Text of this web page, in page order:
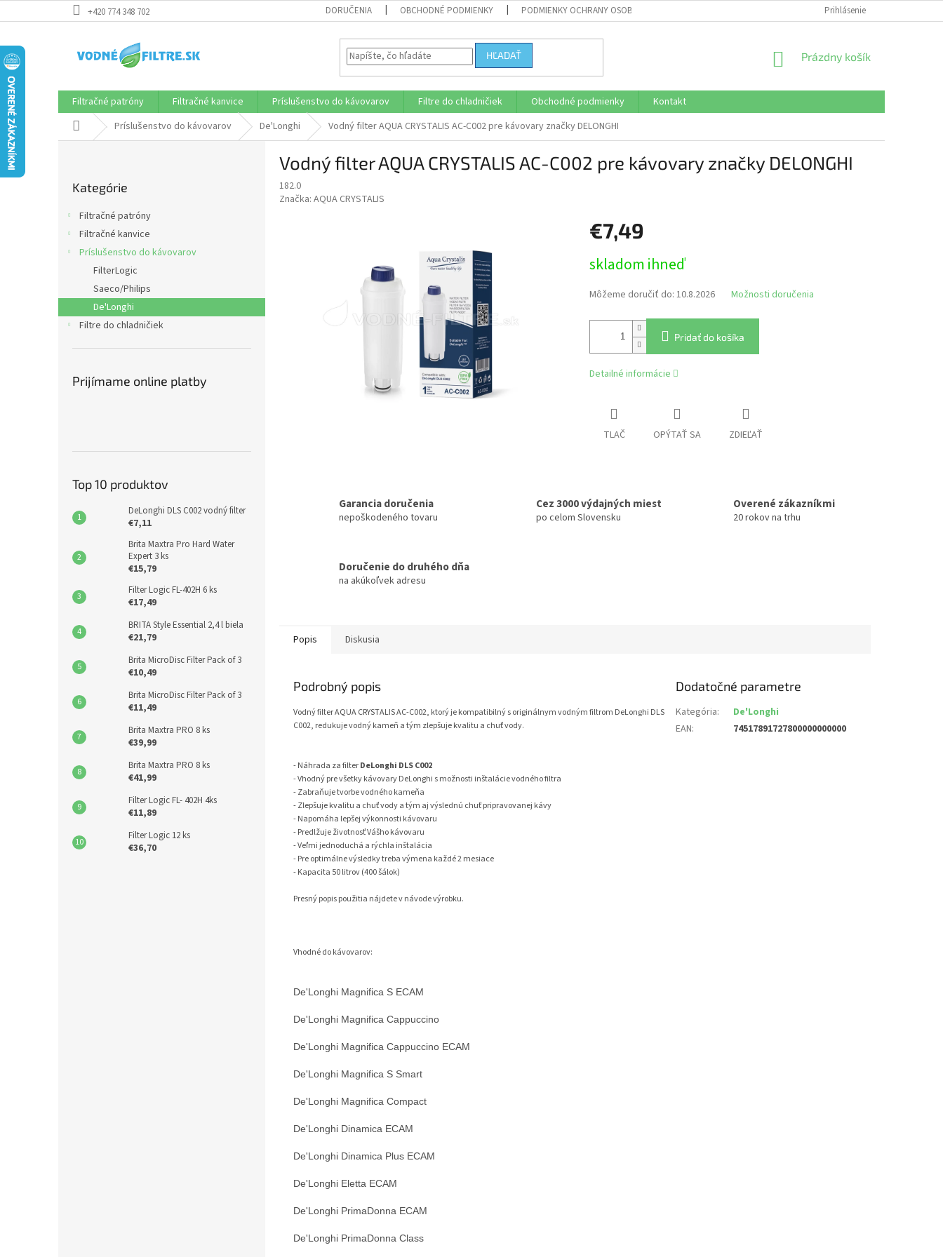
na
+420 774 348 702 DORUČENIA OBCHODNÉ PODMIENKY PODMIENKY OCHRANY OSOBNÝCH ÚDAJOV Prihlásenie
HĽADAŤ
NÁKUPNÝ
Prázdny košík
Filtračné patróny Filtračné kanvice Príslušenstvo do kávovarov Filtre do chladničiek Obchodné podmienky
Kontakt
DomovPríslušenstvo do kávovarov De'Longhi Vodný filter AQUA CRYSTALIS AC-C002 pre kávovary značky DELONGHI
kategórie
Kategórie
Filtračné patróny
Filtračné kanvice
Príslušenstvo do kávovarov
FilterLogic
Saeco/Philips
De'Longhi
Filtre do chladničiek
Prijímame online platby
Top 10 produktov
DeLonghi DLS C002 vodný filter
€7,11
Brita Maxtra Pro Hard Water
Expert 3 ks
€15,79
Filter Logic FL-402H 6 ks
€17,49
BRITA Style Essential 2,4 l biela
€21,79
Brita MicroDisc Filter Pack of 3
€10,49
Brita MicroDisc Filter Pack of 3
€11,49
Brita Maxtra PRO 8 ks
€39,99
Brita Maxtra PRO 8 ks
€41,99
Filter Logic FL- 402H 4ks
€11,89
Filter Logic 12 ks
€36,70
Vodný filter AQUA CRYSTALIS AC-C002 pre kávovary značky DELONGHI
182.0
Značka: AQUA CRYSTALIS
€7,49
cena:
skladom ihneď
Môžeme doručiť do: 10.8.2026 Možnosti doručenia
Pridať do košíka
Detailné informácie
TLAČ OPÝTAŤ SA ZDIEĽAŤ
Garancia doručenia
nepoškodeného tovaru
Cez 3000 výdajných miest
po celom Slovensku
Overené zákazníkmi
20 rokov na trhu
Doručenie do druhého dňa
na akúkoľvek adresu
Popis Diskusia
Podrobný popis
Vodný filter AQUA CRYSTALIS AC-C002, ktorý je kompatibilný s originálnym vodným filtrom DeLonghi DLS
C002, redukuje vodný kameň a tým zlepšuje kvalitu a chuť vody.
- Náhrada za filterDeLonghi DLS C002
- Vhodný pre všetky kávovary DeLonghi s možnosti inštalácie vodného filtra
- Zabraňuje tvorbe vodného kameňa
- Zlepšuje kvalitu a chuť vody a tým aj výslednú chuť pripravovanej kávy
- Napomáha lepšej výkonnosti kávovaru
- Predlžuje životnosť Vášho kávovaru
- Veľmi jednoduchá a rýchla inštalácia
- Pre optimálne výsledky treba výmena každé 2 mesiace
- Kapacita 50 litrov (400 šálok)
Presný popis použitia nájdete v návode výrobku.
Vhodné do kávovarov:
De'Longhi Magnifica S ECAM
De'Longhi Magnifica Cappuccino
De'Longhi Magnifica Cappuccino ECAM
De'Longhi Magnifica S Smart
De'Longhi Magnifica Compact
De'Longhi Dinamica ECAM
De'Longhi Dinamica Plus ECAM
De'Longhi Eletta ECAM
De'Longhi PrimaDonna ECAM
De'Longhi PrimaDonna Class
Dodatočné parametre
Kategória:
De'Longhi
EAN: 74517891727800000000000